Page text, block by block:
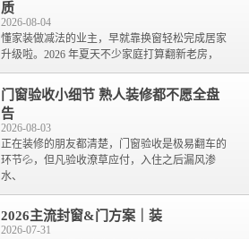
质
2026-08-04
懂家装做减法的业主，早就靠换窗轻松完成居家
升级啦。2026 年夏天不少家庭打算翻新老房，
门窗验收小细节 熟人装修都不愿全盘
告
2026-08-03
正在装修的朋友都清楚，门窗验收是极易翻车的
环节💦，但凡验收潦草应付，入住之后漏风渗
水、
2026主流封窗&门方案｜装
2026-07-31